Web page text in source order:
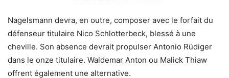
Nagelsmann devra, en outre, composer avec le forfait du
défenseur titulaire Nico Schlotterbeck, blessé à une
cheville. Son absence devrait propulser Antonio Rüdiger
dans le onze titulaire. Waldemar Anton ou Malick Thiaw
offrent également une alternative.